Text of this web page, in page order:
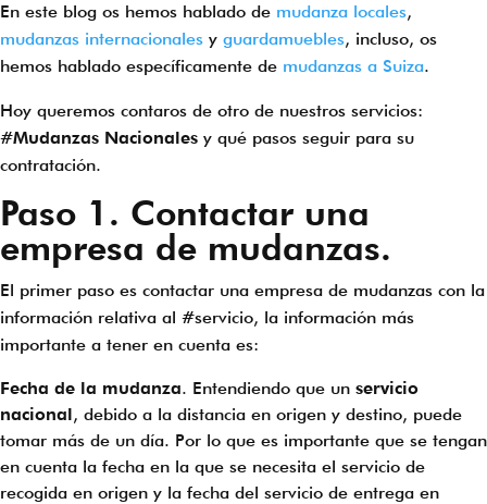
En este blog os hemos hablado de mudanza locales,
mudanzas internacionales y guardamuebles, incluso, os
hemos hablado específicamente de mudanzas a Suiza.
Hoy queremos contaros de otro de nuestros servicios:
#Mudanzas Nacionales y qué pasos seguir para su
contratación.
Paso 1. Contactar una
empresa de mudanzas.
El primer paso es contactar una empresa de mudanzas con la
información relativa al #servicio, la información más
importante a tener en cuenta es:
Fecha de la mudanza. Entendiendo que un servicio
nacional, debido a la distancia en origen y destino, puede
tomar más de un día. Por lo que es importante que se tengan
en cuenta la fecha en la que se necesita el servicio de
recogida en origen y la fecha del servicio de entrega en